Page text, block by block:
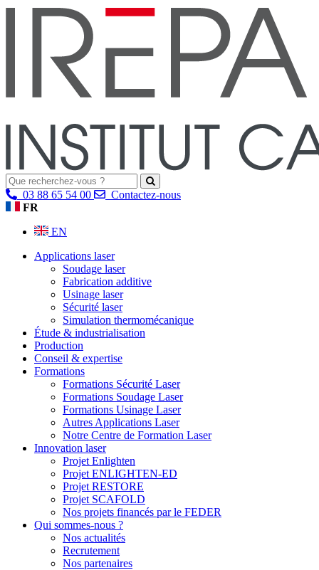
03 88 65 54 00
Contactez-nous
FR
EN
Applications laser
Soudage laser
Fabrication additive
Usinage laser
Sécurité laser
Simulation thermomécanique
Étude & industrialisation
Production
Conseil & expertise
Formations
Formations Sécurité Laser
Formations Soudage Laser
Formations Usinage Laser
Autres Applications Laser
Notre Centre de Formation Laser
Innovation laser
Projet Enlighten
Projet ENLIGHTEN-ED
Projet RESTORE
Projet SCAFOLD
Nos projets financés par le FEDER
Qui sommes-nous ?
Nos actualités
Recrutement
Nos partenaires